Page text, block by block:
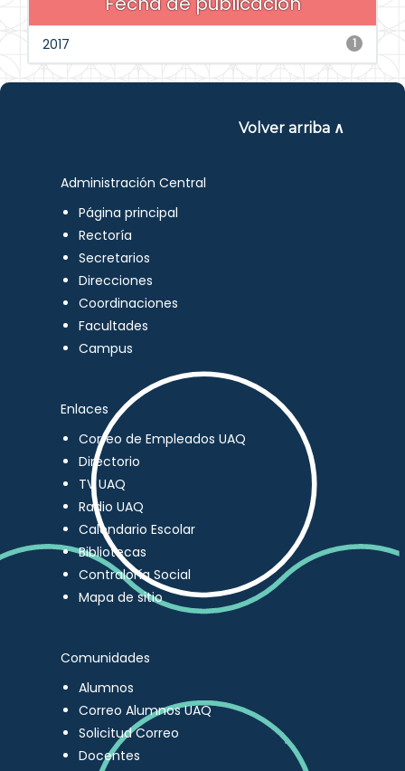
1
2017
Volver arriba ∧
Administración Central
Página principal
Rectoría
Secretarios
Direcciones
Coordinaciones
Facultades
Campus
Enlaces
Correo de Empleados UAQ
Directorio
TV UAQ
Radio UAQ
Calendario Escolar
Bibliotecas
Contraloría Social
Mapa de sitio
Comunidades
Alumnos
Correo Alumnos UAQ
Solicitud Correo
Docentes